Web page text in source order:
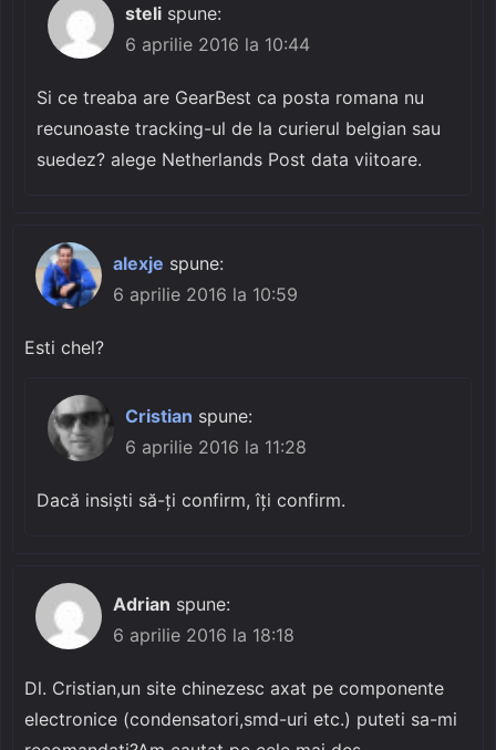
steli spune:
6 aprilie 2016 la 10:44
Si ce treaba are GearBest ca posta romana nu
recunoaste tracking-ul de la curierul belgian sau
suedez? alege Netherlands Post data viitoare.
alexje spune:
6 aprilie 2016 la 10:59
Esti chel?
Cristian spune:
6 aprilie 2016 la 11:28
Dacă insiști să-ți confirm, îți confirm.
Adrian spune:
6 aprilie 2016 la 18:18
Dl. Cristian,un site chinezesc axat pe componente
electronice (condensatori,smd-uri etc.) puteti sa-mi